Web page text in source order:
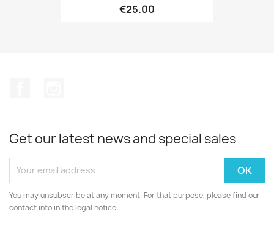
€25.00
Get our latest news and special sales
You may unsubscribe at any moment. For that purpose, please find our
contact info in the legal notice.